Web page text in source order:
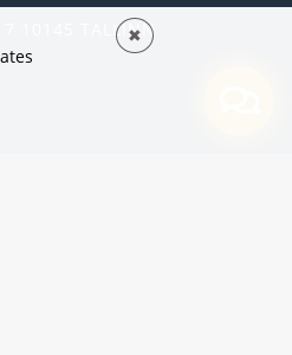
7 10145 TALLINN
✖